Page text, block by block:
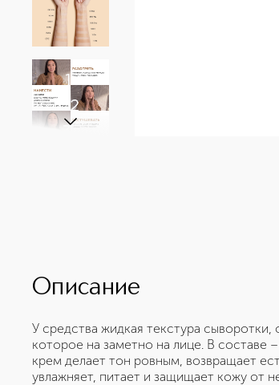
Описание
У средства жидкая текстура
которое на заметно на лице. В составе
крем делает тон ровным, возвращает
увлажняет, питает и защищает кожу от